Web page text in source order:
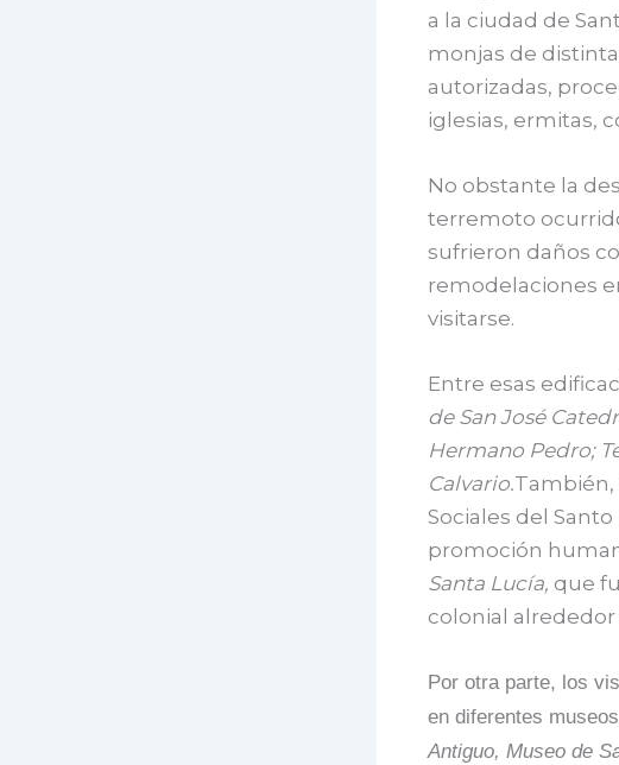
a la ciudad de
monjas de
autorizadas,
iglesias, ermitas,
No obstante la
terremoto
sufrieron daños
remodelaciones
visitarse.
Entre esas
de San José
Hermano Pedro;
Calvario.También,
Sociales del
promoción
Santa Lucía, que
colonial alrededor
Por otra parte, los
en diferentes
Antiguo, Museo de